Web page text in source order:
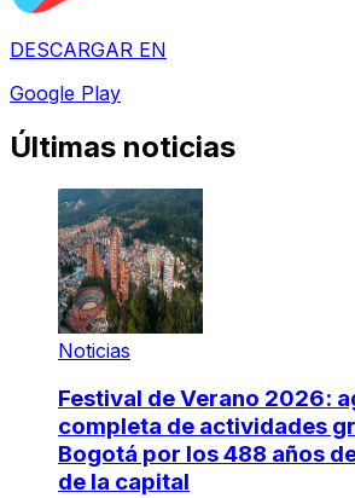
DESCARGAR EN
Google Play
Últimas noticias
Noticias
Festival de Verano 2026:
completa de actividades
Bogotá por los 488 años
de la capital